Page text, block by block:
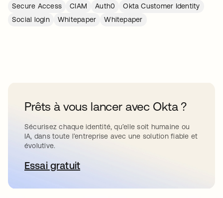
Secure Access
CIAM Auth0
Okta Customer Identity
Social login
Whitepaper Whitepaper
Prêts à vous lancer avec Okta ?
Sécurisez chaque identité, qu’elle soit humaine ou
IA, dans toute l’entreprise avec une solution fiable et
évolutive.
Essai gratuits’ouvre dans un nouvel onglet